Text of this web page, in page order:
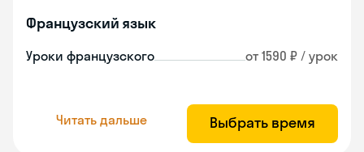
Французский язык
Уроки французского от 1590 ₽ / урок
Читать дальше Выбрать время